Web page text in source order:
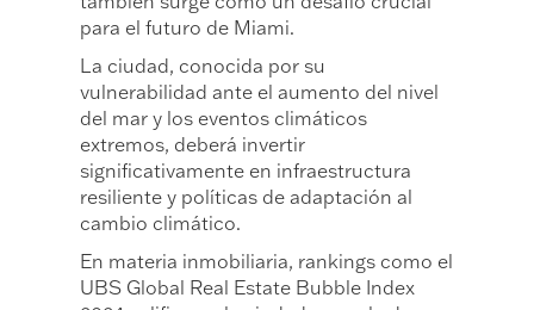
para el futuro de Miami.
La ciudad, conocida por su
vulnerabilidad ante el aumento del nivel
del mar y los eventos climáticos
extremos, deberá invertir
significativamente en infraestructura
resiliente y políticas de adaptación al
cambio climático.
En materia inmobiliaria, rankings como el
UBS Global Real Estate Bubble Index